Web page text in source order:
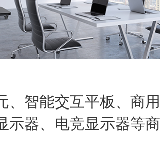
、智能交互平板、商
示器、电竞显示器等